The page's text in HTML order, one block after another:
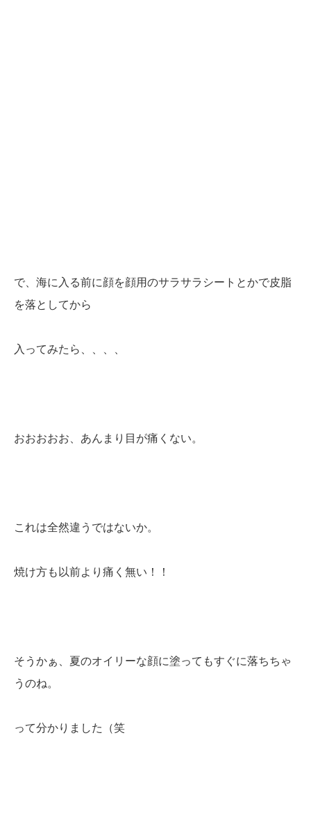
で、海に入る前に顔を顔用のサラサラシートとかで皮脂
を落としてから
入ってみたら、、、、
おおおおお、あんまり目が痛くない。
これは全然違うではないか。
焼け方も以前より痛く無い！！
そうかぁ、夏のオイリーな顔に塗ってもすぐに落ちちゃ
うのね。
って分かりました（笑